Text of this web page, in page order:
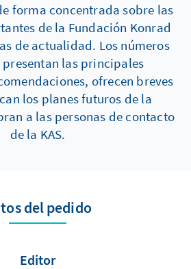
forma concentrada sobre las
de la Fundación Konrad
de actualidad. Los números
las principales
ofrecen breves
los planes futuros de la
a las personas de contacto
de la KAS.
del pedido
Editor